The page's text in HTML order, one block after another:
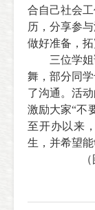
合自己社会
历，分享参
做好准备，拓
三位学
舞，部分同
了沟通。 活动
激励大家“不
至开办以来
生 ，并希望